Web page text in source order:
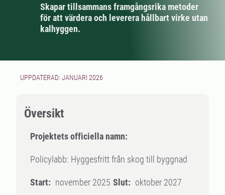
Skapar tillsammans framgångsrika metoder
för att värdera och leverera hållbart virke utan
kalhyggen.
UPPDATERAD: JANUARI 2026
Översikt
Projektets officiella namn:
Policylabb: Hyggesfritt från skog till byggnad
Start: november 2025 Slut: oktober 2027